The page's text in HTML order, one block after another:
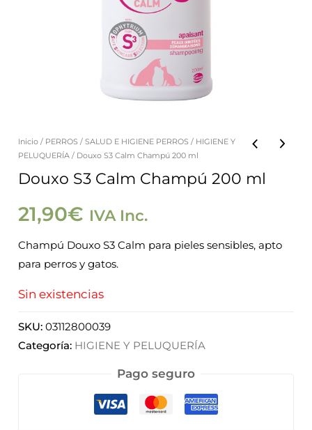
Inicio / PERROS /SALUD E HIGIENE PERROS / HIGIENE Y
PELUQUERÍA / Douxo S3 Calm Champú 200 ml
Douxo S3 Calm Champú 200 ml
21,90€ IVA Inc.
Champú Douxo S3 Calm para pieles sensibles, apto
para perros y gatos.
Sin existencias
SKU:03112800039
Categoría: HIGIENE Y PELUQUERÍA
Pago seguro